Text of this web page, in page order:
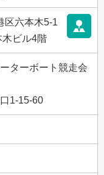
区六本木5-1
ビル4階
ターボート競走会
1-15-60